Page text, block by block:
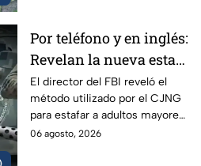
Por teléfono y en inglés:
Revelan la nueva estafa
del CJNG a adultos
mayores de Estados
Unidos
El director del FBI reveló el
método utilizado por el CJNG
para estafar a adultos mayores
de Estados Unidos desde
06 agosto, 2026